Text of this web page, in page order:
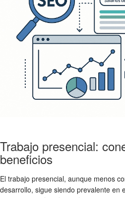
Trabajo presencial:
beneficios
El trabajo presencial, aunque menos
desarrollo, sigue siendo prevalente en